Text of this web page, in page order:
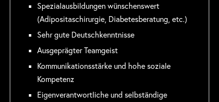
Spezialausbildungen wünschenswert
(Adipositaschirurgie, Diabetesberatung, etc.)
Sehr gute Deutschkenntnisse
Ausgeprägter Teamgeist
Kommunikationsstärke und hohe soziale
Kompetenz
Eigenverantwortliche und selbständige